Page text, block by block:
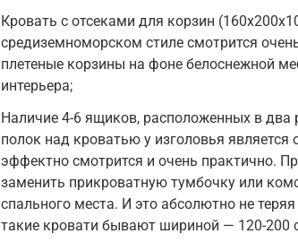
Кровать с отсеками для корзин
средиземноморском стиле смотрится
плетеные корзины на фоне белоснежной
интерьера;
Наличие 4-6 ящиков, расположенных в
полок над кроватью у изголовья является
эффектно смотрится и очень практично.
заменить прикроватную тумбочку или
спального места. И это абсолютно не
такие кровати бывают шириной — 120-200